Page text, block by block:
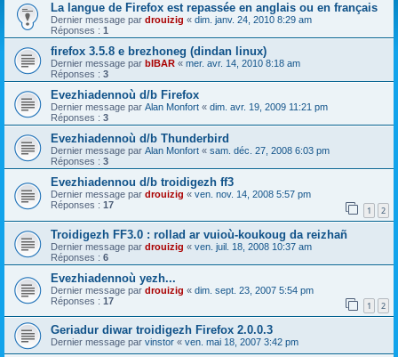
La langue de Firefox est repassée en anglais ou en français
Dernier message par drouizig « dim. janv. 24, 2010 8:29 am
Réponses : 1
firefox 3.5.8 e brezhoneg (dindan linux)
Dernier message par bIBAR « mer. avr. 14, 2010 8:18 am
Réponses : 3
Evezhiadennoù d/b Firefox
Dernier message par Alan Monfort « dim. avr. 19, 2009 11:21 pm
Réponses : 3
Evezhiadennoù d/b Thunderbird
Dernier message par Alan Monfort « sam. déc. 27, 2008 6:03 pm
Réponses : 3
Evezhiadennou d/b troidigezh ff3
Dernier message par drouizig « ven. nov. 14, 2008 5:57 pm
Réponses : 17 1 2
Troidigezh FF3.0 : rollad ar vuioù-koukoug da reizhañ
Dernier message par drouizig « ven. juil. 18, 2008 10:37 am
Réponses : 6
Evezhiadennoù yezh...
Dernier message par drouizig « dim. sept. 23, 2007 5:54 pm
Réponses : 17 1 2
Geriadur diwar troidigezh Firefox 2.0.0.3
Dernier message par vinstor « ven. mai 18, 2007 3:42 pm